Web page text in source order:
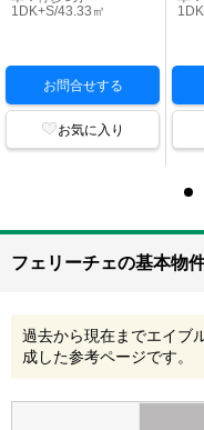
1DK+S/43.33㎡
お問合せする
お気に入り
フェリーチェの基本物
過去から現在までエイブ
成した参考ページです。